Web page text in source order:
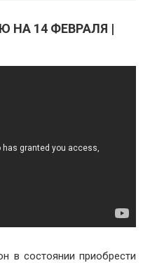
НА 14 ФЕВРАЛЯ |
в состоянии приобрести